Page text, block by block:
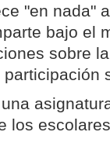
"en nada"
bajo el
sobre
los